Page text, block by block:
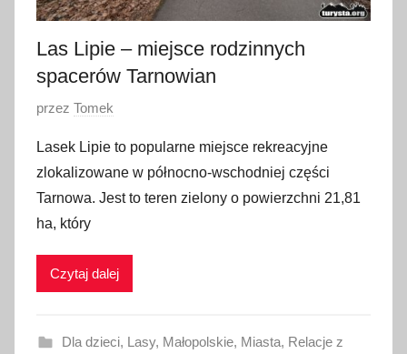
0
3
Las Lipie – miejsce rodzinnych
spacerów Tarnowian
O
u
b
i
w
n
przez Tomek
Lasek Lipie to popularne miejsce rekreacyjne
zlokalizowane w północno-wschodniej części
Tarnowa. Jest to teren zielony o powierzchni 21,81
ha, który
Czytaj dalej
Dla dzieci, Lasy, Małopolskie, Miasta, Relacje z